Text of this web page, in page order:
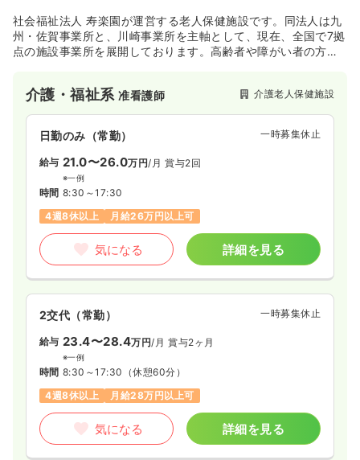
社会福祉法人 寿楽園が運営する老人保健施設です。同法人は九
州・佐賀事業所と、川崎事業所を主軸として、現在、全国で7拠
点の施設事業所を展開しております。高齢者や障がい者の方々
す。
介護・福祉系准看護師 介護老人保健施設
日勤のみ（常勤） 一時募集休止
給与 21.0〜26.0万円/月 賞与2回
※一例
時間 8:30～17:30
4週8休以上
月給26万円以上可
気になる 詳細を見る
2交代（常勤） 一時募集休止
給与 23.4〜28.4万円/月 賞与2ヶ月
※一例
時間 8:30～17:30 （休憩60分）
4週8休以上
月給28万円以上可
気になる 詳細を見る